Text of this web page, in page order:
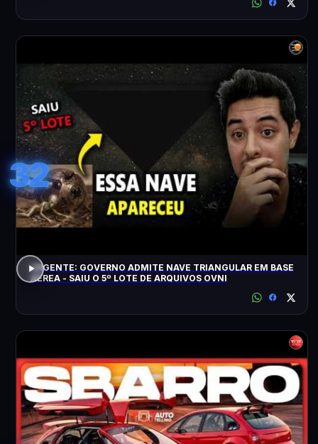
32
URGENTE: GOVERNO ADMITE NAVE TRIANGULAR EM BASE
AÉREA - SAIU O 5º LOTE DE ARQUIVOS OVNI